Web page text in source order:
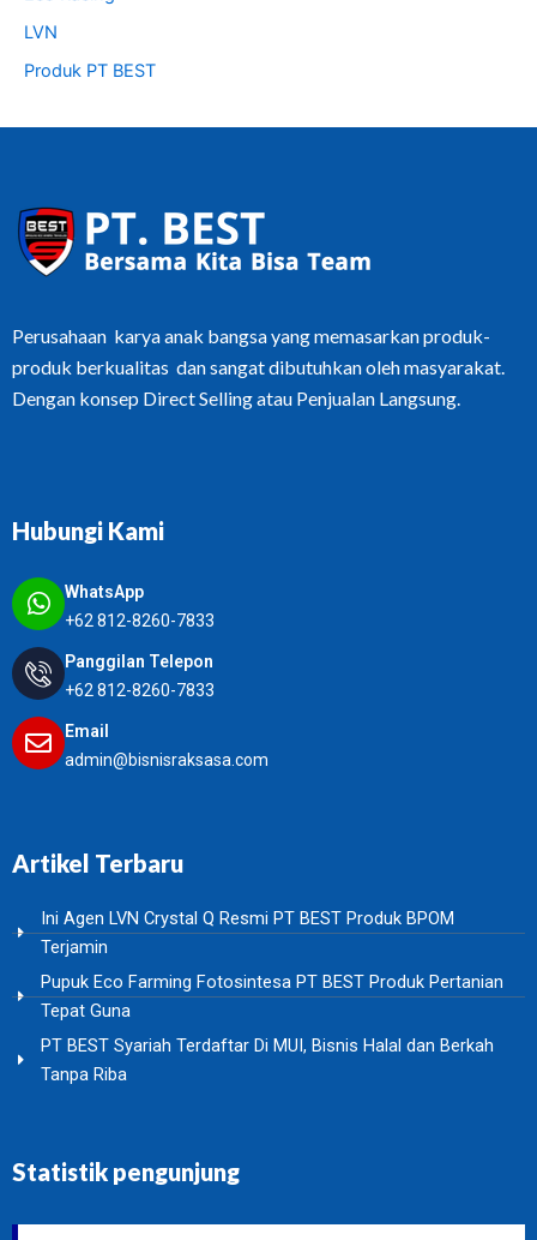
LVN
Produk PT BEST
Perusahaan karya anak bangsa yang memasarkan produk-
produk berkualitas dan sangat dibutuhkan oleh masyarakat.
Dengan konsep Direct Selling atau Penjualan Langsung.
Hubungi Kami
WhatsApp
+62 812-8260-7833
Panggilan Telepon
+62 812-8260-7833
Email
admin@bisnisraksasa.com
Artikel Terbaru
Ini Agen LVN Crystal Q Resmi PT BEST Produk BPOM
Terjamin
Pupuk Eco Farming Fotosintesa PT BEST Produk Pertanian
Tepat Guna
PT BEST Syariah Terdaftar Di MUI, Bisnis Halal dan Berkah
Tanpa Riba
Statistik pengunjung